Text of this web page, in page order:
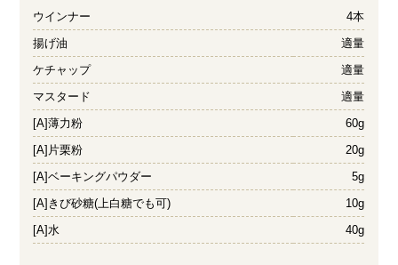
ウインナー
4本
揚げ油
適量
ケチャップ
適量
マスタード
適量
[A]薄力粉
60g
[A]片栗粉
20g
[A]ベーキングパウダー
5g
[A]きび砂糖(上白糖でも可)
10g
[A]水
40g